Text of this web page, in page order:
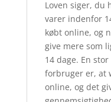
Loven siger, du
varer indenfor
købt online, og
give mere som
14 dage. En
forbruger er, at
online, og det